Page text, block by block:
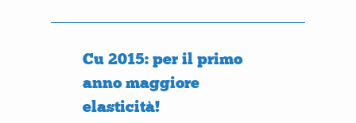
Cu 2015: per il primo
anno maggiore
elasticità!